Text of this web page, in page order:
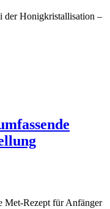
der Honigkristallisation –
Met-Rezept für Anfänger